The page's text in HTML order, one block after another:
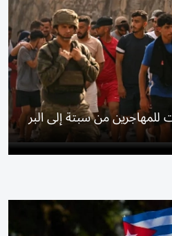
للمهاجرين من سبتة إلى البر